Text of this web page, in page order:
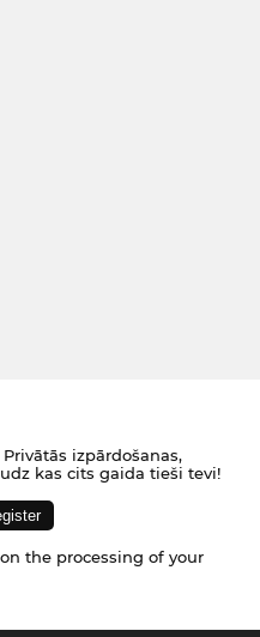
izpārdošanas,
kas cits gaida tieši tevi!
the processing of your